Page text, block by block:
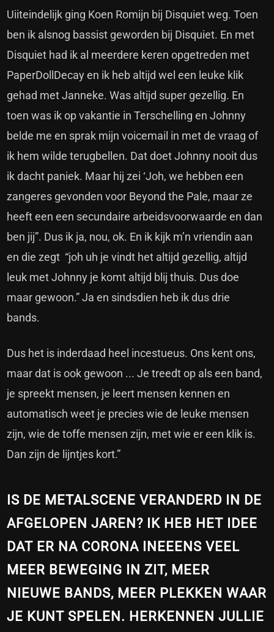
Uiiteindelijk ging Koen Romijn bij Disquiet weg. Toen
ben ik alsnog bassist geworden bij Disquiet. En met
Disquiet had ik al meerdere keren opgetreden met
PaperDollDecay en ik heb altijd wel een leuke klik
gehad met Janneke. Was altijd super gezellig. En
toen was ik op vakantie in Terschelling en Johnny
belde me en sprak mijn voicemail in met de vraag of
ik hem wilde terugbellen. Dat doet Johnny nooit dus
ik dacht paniek. Maar hij zei ‘Joh, we hebben een
zangeres gevonden voor Beyond the Pale, maar ze
heeft een een secundaire arbeidsvoorwaarde en dan
ben jij”. Dus ik ja, nou, ok. En ik kijk m’n vriendin aan
en die zegt “joh uh je vindt het altijd gezellig, altijd
leuk met Johnny je komt altijd blij thuis. Dus doe
maar gewoon.” Ja en sindsdien heb ik dus drie
bands.
Dus het is inderdaad heel incestueus. Ons kent ons,
maar dat is ook gewoon ... Je treedt op als een band,
je spreekt mensen, je leert mensen kennen en
automatisch weet je precies wie de leuke mensen
zijn, wie de toffe mensen zijn, met wie er een klik is.
Dan zijn de lijntjes kort.”
IS DE METALSCENE VERANDERD IN DE
AFGELOPEN JAREN? IK HEB HET IDEE
DAT ER NA CORONA INEEENS VEEL
MEER BEWEGING IN ZIT, MEER
NIEUWE BANDS, MEER PLEKKEN WAAR
JE KUNT SPELEN. HERKENNEN JULLIE